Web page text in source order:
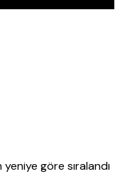
yeniye göre sıralandı